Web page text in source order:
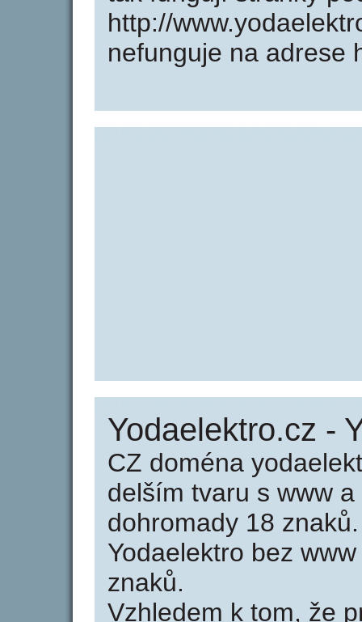
http://
nefunguje na adrese
Yodaelektro.cz -
CZ doména
delším tvaru s www
dohromady 18
Yodaelektro bez
znaků.
Vzhledem k tom, že